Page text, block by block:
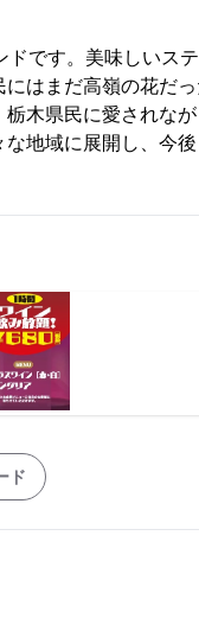
ドです。美味しいス
はまだ高嶺の花だ
木県民に愛されなが
地域に展開し、今
ド